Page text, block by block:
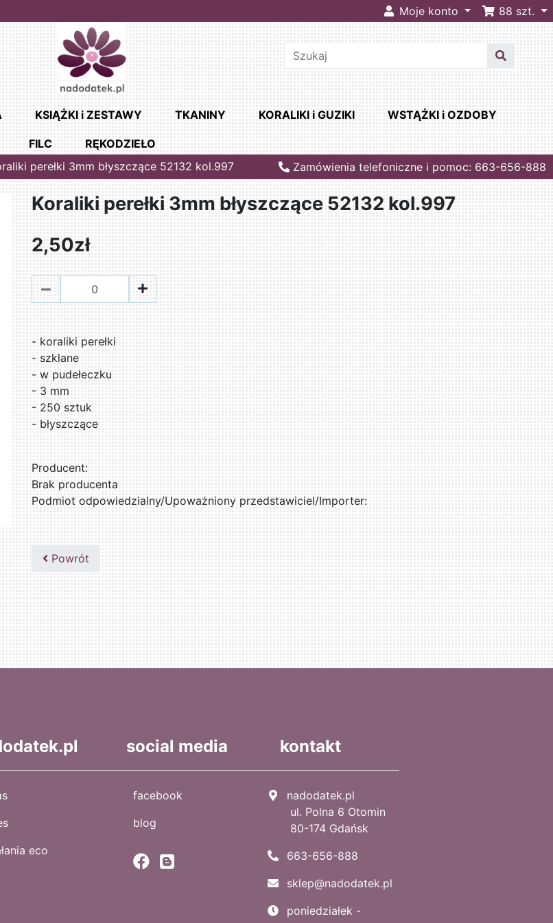
Moje konto 88 szt.
KSIĄŻKI i ZESTAWY TKANINY KORALIKI i GUZIKI WSTĄŻKI i OZDOBY
FILC
RĘKODZIEŁO
perełki 3mm błyszczące 52132 kol.997 Zamówienia telefoniczne i pomoc: 663-656-888
Koraliki perełki 3mm błyszczące 52132 kol.997
2,50zł
- koraliki perełki
- szklane
- w pudełeczku
- 3 mm
- 250 sztuk
- błyszczące
Producent:
Brak producenta
Podmiot odpowiedzialny/Upoważniony przedstawiciel/Importer:
Powrót
eco
social media
facebook
blog
kontakt
nadodatek.pl
ul. Polna 6 Otomin
80-174 Gdańsk
663-656-888
sklep@nadodatek.pl
poniedziałek -